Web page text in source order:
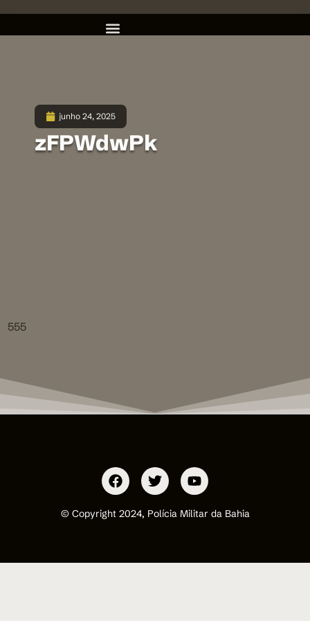
junho 24, 2025
zFPWdwPk
555
© Copyright 2024, Polícia Militar da Bahia